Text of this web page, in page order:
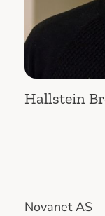
Hallstein
Novanet AS